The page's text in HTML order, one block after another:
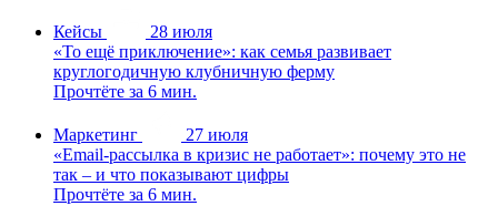
Кейсы
28 июля
«То ещё приключение»: как семья развивает
круглогодичную клубничную ферму
Прочтёте за 6 мин.
Маркетинг
27 июля
«Email-рассылка в кризис не работает»: почему это не
так – и что показывают цифры
Прочтёте за 6 мин.